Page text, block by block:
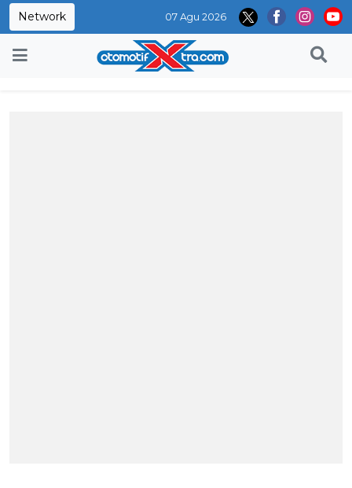
Network 07 Agu 2026